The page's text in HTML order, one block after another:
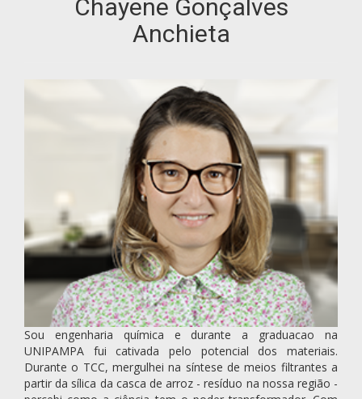
Chayene Gonçalves
Anchieta
Sou engenharia química e durante a graduacao na
UNIPAMPA fui cativada pelo potencial dos materiais.
Durante o TCC, mergulhei na síntese de meios filtrantes a
partir da sílica da casca de arroz - resíduo na nossa região -